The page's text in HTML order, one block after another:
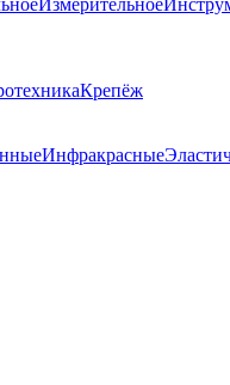
Крепёж
Инфракрасные